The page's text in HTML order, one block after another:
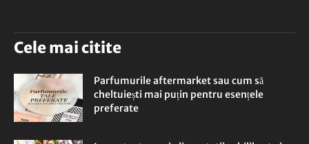
Cele mai citite
Parfumurile aftermarket sau cum să
cheltuiești mai puțin pentru esențele
preferate